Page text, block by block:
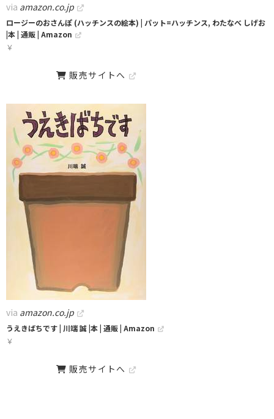
via amazon.co.jp
ロージーのおさんぽ (ハッチンスの絵本) | パット=ハッチンス, わたなべ しげお
|本 | 通販 | Amazon
￥
販売サイトへ
via amazon.co.jp
うえきばちです | 川端 誠 |本 | 通販 | Amazon
￥
販売サイトへ